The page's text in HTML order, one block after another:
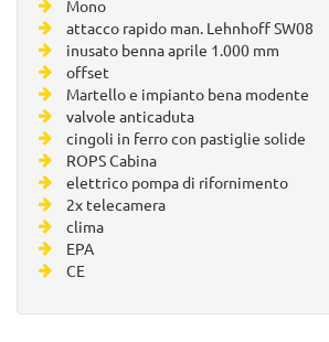
Mono
attacco rapido man. Lehnhoff SW08
inusato benna aprile 1.000 mm
offset
Martello e impianto bena modente
valvole anticaduta
cingoli in ferro con pastiglie solide
ROPS Cabina
elettrico pompa di rifornimento
2x telecamera
clima
EPA
CE